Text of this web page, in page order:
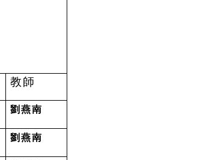
教師
劉燕南
劉燕南